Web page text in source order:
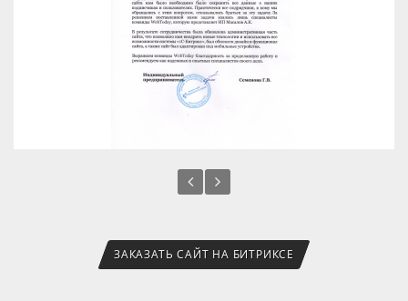
ЗАКАЗАТЬ САЙТ НА БИТРИКСЕ